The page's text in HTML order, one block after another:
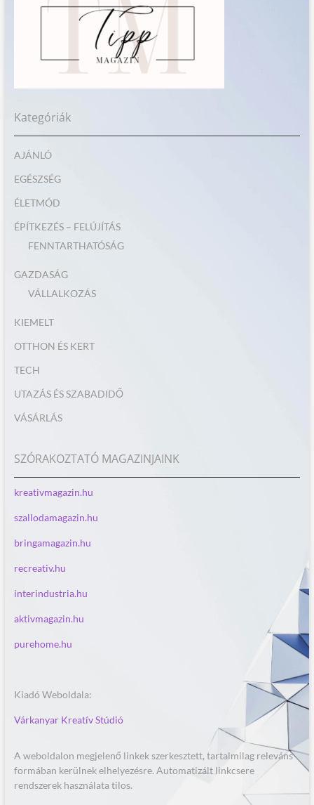
Kategóriák
AJÁNLÓ
EGÉSZSÉG
ÉLETMÓD
ÉPÍTKEZÉS – FELÚJÍTÁS
FENNTARTHATÓSÁG
GAZDASÁG
VÁLLALKOZÁS
KIEMELT
OTTHON ÉS KERT
TECH
UTAZÁS ÉS SZABADIDŐ
VÁSÁRLÁS
SZÓRAKOZTATÓ MAGAZINJAINK
kreativmagazin.hu
szallodamagazin.hu
bringamagazin.hu
recreativ.hu
interindustria.hu
aktivmagazin.hu
purehome.hu
Kiadó Weboldala:
Várkanyar Kreatív Stúdió
A weboldalon megjelenő linkek szerkesztett, tartalmilag releváns
formában kerülnek elhelyezésre. Automatizált linkcsere
rendszerek használata tilos.